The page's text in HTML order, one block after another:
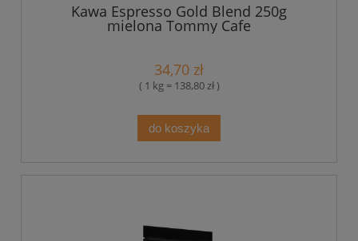
Kawa Espresso Gold Blend 250g
mielona Tommy Cafe
34,70 zł
( 1 kg = 138,80 zł )
do koszyka